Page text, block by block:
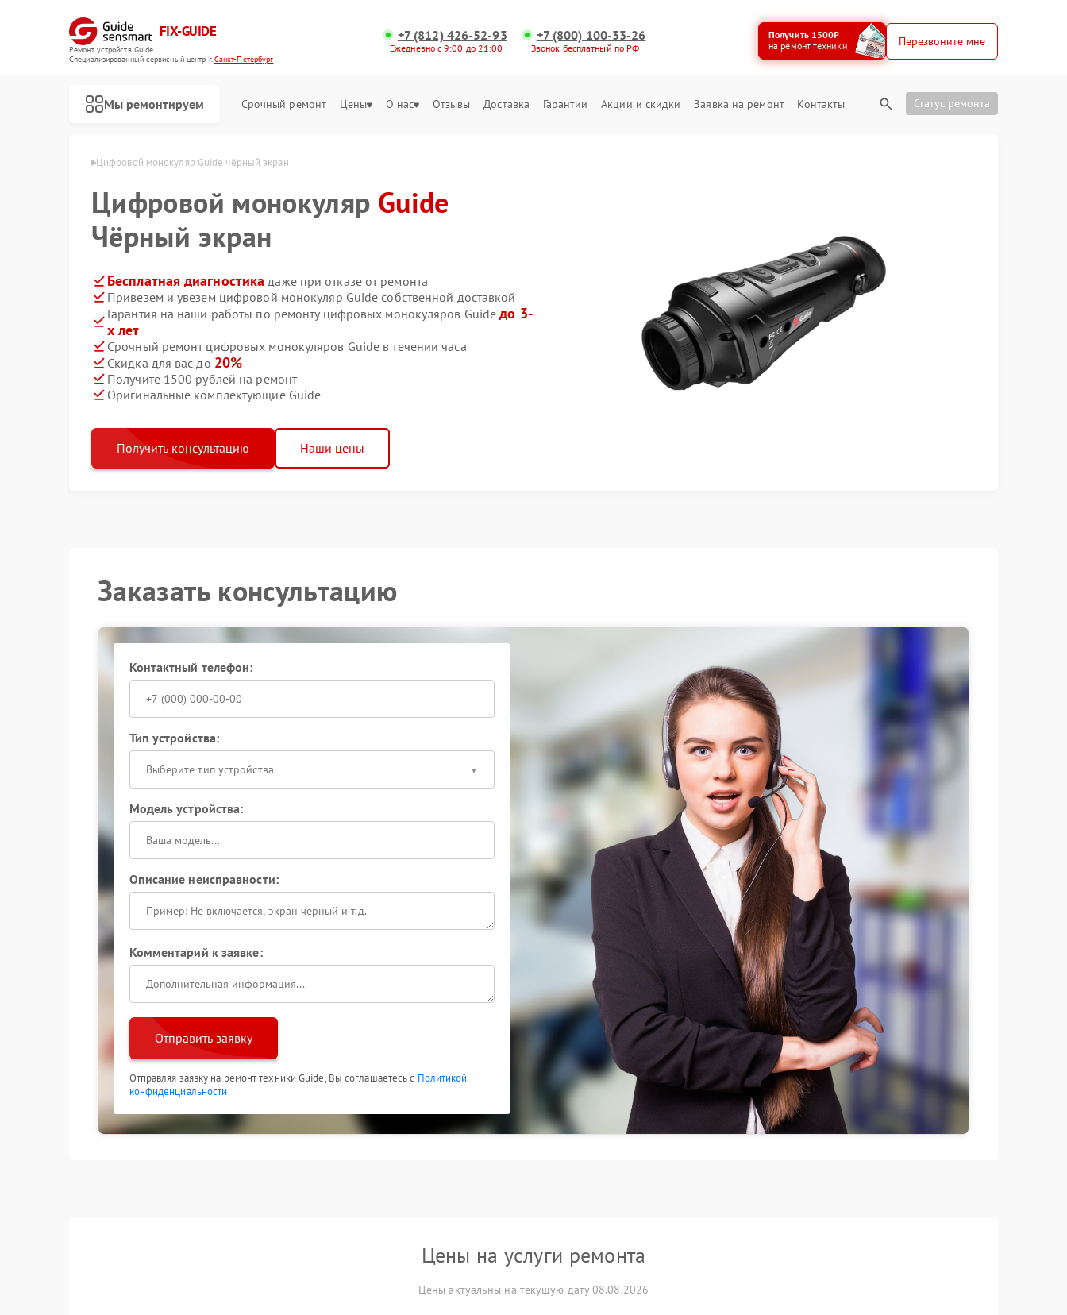
FIX-GUIDE
Ремонт устройств Guide
Специализированный cервисный центр г.Санкт-Петербург
+7 (812) 426-52-93
Ежедневно с 9:00 до 21:00
+7 (800) 100-33-26
Звонок бесплатный по РФ
Получить 1500₽
на ремонт техники
Перезвоните мне
Мы ремонтируем Срочный ремонт Цены О нас Отзывы Доставка Гарантии Акции и скидки Заявка на ремонт Контакты Статус ремонта
Цифровой монокуляр Guide чёрный экран
Цифровой монокуляр Guide
Чёрный экран
Бесплатная диагностика даже при отказе от ремонта
Привезем и увезем цифровой монокуляр Guide собственной доставкой
Гарантия на наши работы по ремонту цифровых монокуляров Guideдо 3-
х лет
Срочный ремонт цифровых монокуляров Guide в течении часа
Скидка для вас до 20%
Получите 1500 рублей на ремонт
Оригинальные комплектующие Guide
Получить консультацию Наши цены
Заказать консультацию
Контактный телефон:
Тип устройства:
Выберите тип устройства
Модель устройства:
Описание неисправности:
Комментарий к заявке:
Отправить заявку
Отправляя заявку на ремонт техники Guide, Вы соглашаетесь с Политикой
конфиденциальности
Цены на услуги ремонта
Цены актуальны на текущую дату 08.08.2026